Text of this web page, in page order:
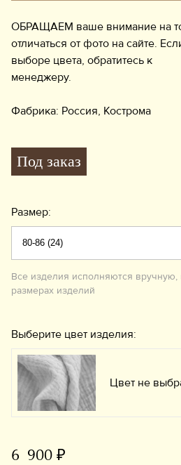
ОБРАЩАЕМ ваше внимание на
отличаться от фото на сайте.
выборе цвета, обратитесь к
менеджеру.
Фабрика: Россия, Кострома
Под заказ
Размер:
Все изделия исполняются
размерах изделий
Выберите цвет изделия:
Цвет не
6 900 ₽